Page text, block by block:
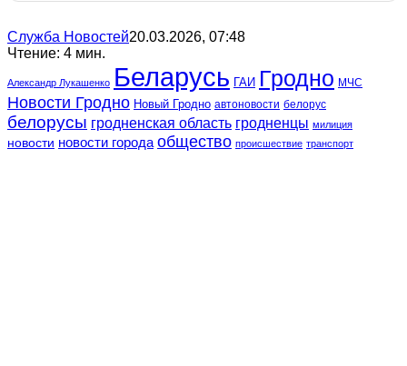
Служба Новостей20.03.2026, 07:48
Чтение: 4 мин.
Александр Лукашенко Беларусь ГАИ Гродно МЧС
Новости Гродно Новый Гродно автоновости белорус
белорусы гродненская область гродненцы милиция
новости новости города общество происшествие транспорт